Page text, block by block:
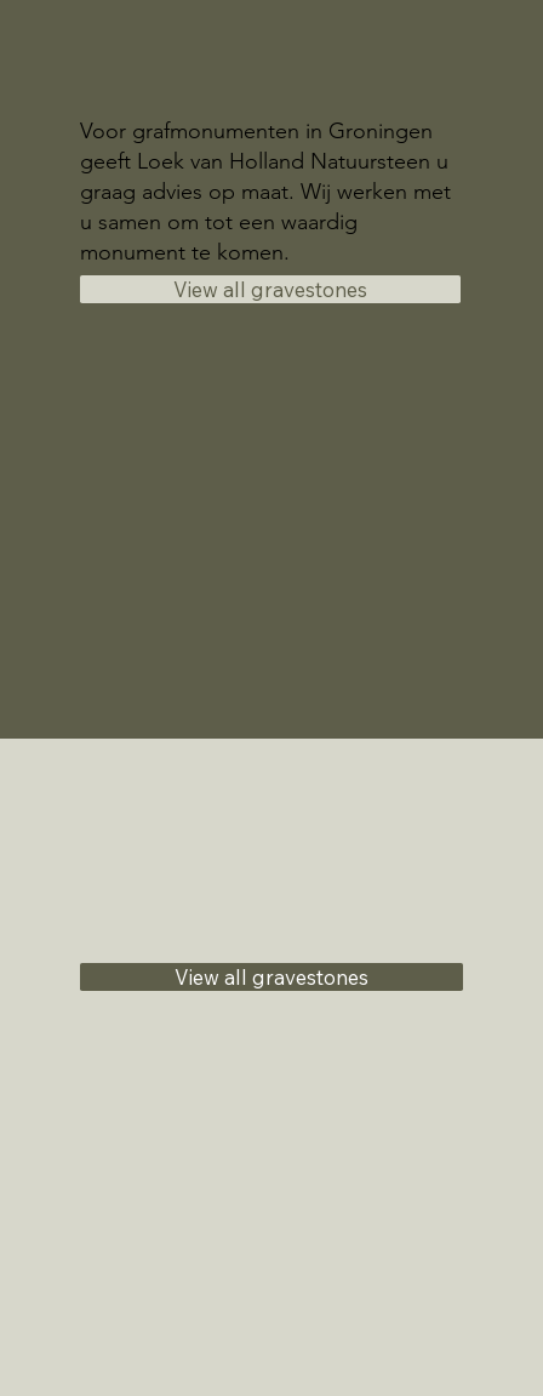
Voor grafmonumenten in Groningen
geeft Loek van Holland Natuursteen u
graag advies op maat. Wij werken met
u samen om tot een waardig
monument te komen.
View all gravestones
View all gravestones